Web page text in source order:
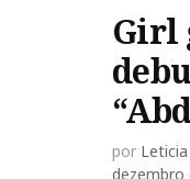
Girl
por
dezembro